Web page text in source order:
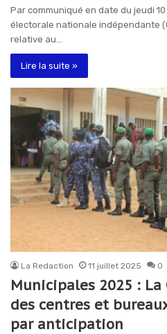
Par communiqué en date du jeudi
électorale nationale indépendante
relative au…
Lire la suite »
La Redaction 11 juillet 2025 0
Municipales 2025 :
des centres et
par anticipation